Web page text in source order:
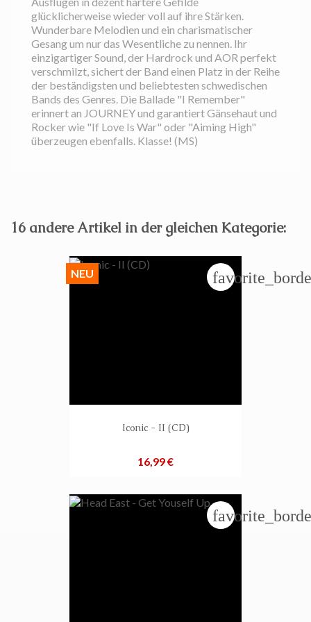
glücklicherweise wieder voll auf ihre Stärken.
Wunderbare Melodien und ein charismatischer
Gesang um nur das Wesentliche zu nennen. Ihr
einzigartiger Sound, der Hardrock und AOR perfekt
verschmilzt, sichert der Band einen Platz in der Reihe
der beständigsten und beliebtesten schwedischen
Bands des Genres. Die Ballade "I Remember"
erinnert an JOURNEY und garantiert Gänsehaut und
Rocker wie "If Love Is War" oder "Aiming High"
überzeugen ebenfalls. Klasse! (MS)
16 andere Artikel in der gleichen Kategorie:
Iconic - II (CD)
Preis
16,99 €
NEU